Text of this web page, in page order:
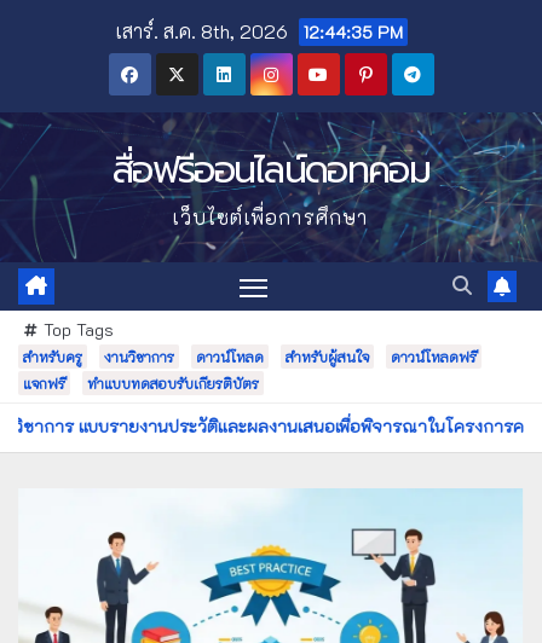
เสาร์. ส.ค. 8th, 2026 12:44:36 PM
สื่อฟรีออนไลน์ดอทคอม
เว็บไซต์เพื่อการศึกษา
Top Tags
สำหรับครู งานวิชาการ ดาวน์โหลด สำหรับผู้สนใจ
ดาวน์โหลดฟรี
แจกฟรี
ทำแบบทดสอบรับเกียรติบัตร
ประวัติและผลงานเสนอเพื่อพิจารณาในโครงการครูดีในดวงใจ ประจำปี